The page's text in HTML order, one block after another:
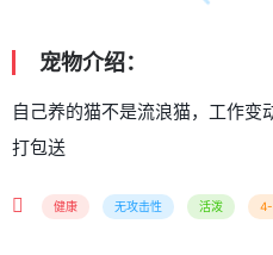
宠物介绍：
自己养的猫不是流浪猫，工作
打包送
健康 无攻击性 活泼 4-